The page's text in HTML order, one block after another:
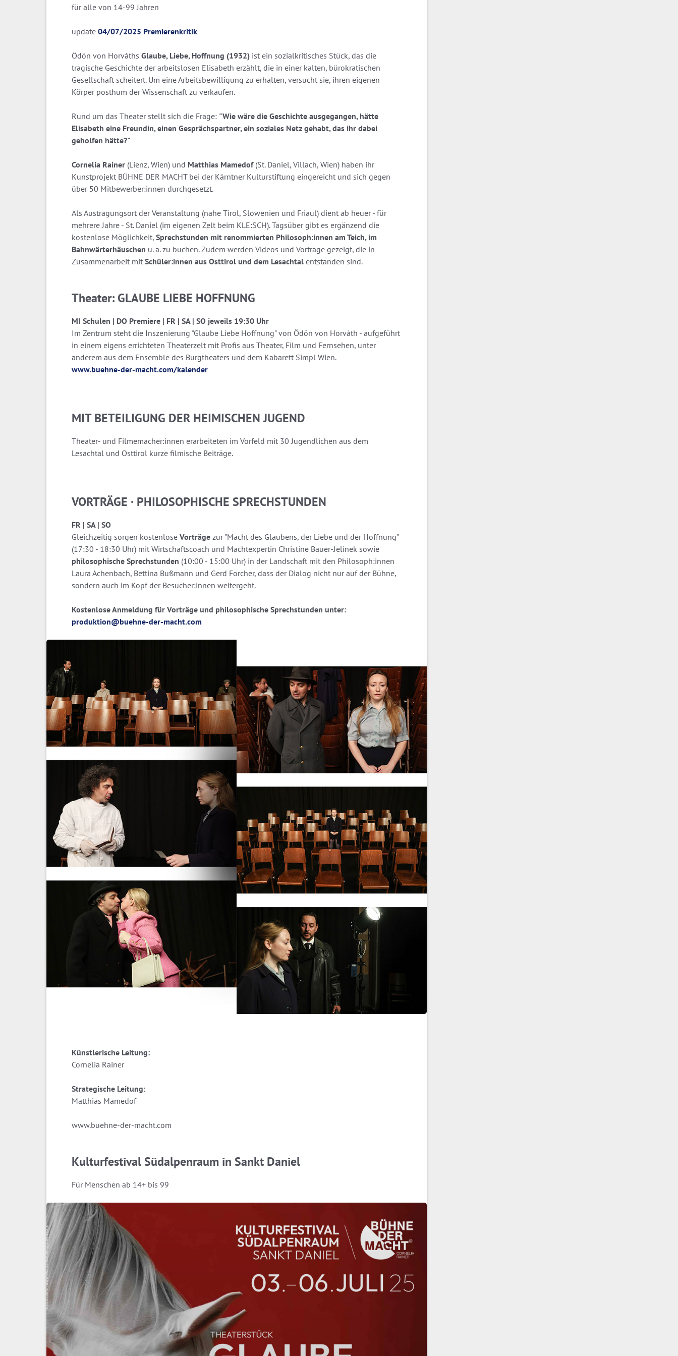
für alle von 14-99 Jahren
update 04/07/2025 Premierenkritik
Ödön von Horváths Glaube, Liebe, Hoffnung (1932) ist ein sozialkritisches Stück, das die
tragische Geschichte der arbeitslosen Elisabeth erzählt, die in einer kalten, bürokratischen
Gesellschaft scheitert. Um eine Arbeitsbewilligung zu erhalten, versucht sie, ihren eigenen
Körper posthum der Wissenschaft zu verkaufen.
Rund um das Theater stellt sich die Frage: "Wie wäre die Geschichte ausgegangen, hätte
Elisabeth eine Freundin, einen Gesprächspartner, ein soziales Netz gehabt, das ihr dabei
geholfen hätte?"
Cornelia Rainer (Lienz, Wien) und Matthias Mamedof(St. Daniel, Villach, Wien) haben ihr
Kunstprojekt BÜHNE DER MACHT bei der Kärntner Kulturstiftung eingereicht und sich gegen
über 50 Mitbewerber:innen durchgesetzt.
Als Austragungsort der Veranstaltung (nahe Tirol, Slowenien und Friaul) dient ab heuer - für
mehrere Jahre - St. Daniel (im eigenen Zelt beim KLE:SCH). Tagsüber gibt es ergänzend die
kostenlose Möglichkeit, Sprechstunden mit renommierten Philosoph:innen am Teich, im
Bahnwärterhäuschen u. a. zu buchen. Zudem werden Videos und Vorträge gezeigt, die in
Zusammenarbeit mit Schüler:innen aus Osttirol und dem Lesachtal entstanden sind.
Theater: GLAUBE LIEBE HOFFNUNG
MI Schulen | DO Premiere | FR | SA | SO jeweils 19:30 Uhr
Im Zentrum steht die Inszenierung "Glaube Liebe Hoffnung" von Ödön von Horváth - aufgeführt
in einem eigens errichteten Theaterzelt mit Profis aus Theater, Film und Fernsehen, unter
anderem aus dem Ensemble des Burgtheaters und dem Kabarett Simpl Wien.
www.buehne-der-macht.com/kalender
MIT BETEILIGUNG DER HEIMISCHEN JUGEND
Theater- und Filmemacher:innen erarbeiteten im Vorfeld mit 30 Jugendlichen aus dem
Lesachtal und Osttirol kurze filmische Beiträge.
VORTRÄGE · PHILOSOPHISCHE SPRECHSTUNDEN
FR | SA | SO
Gleichzeitig sorgen kostenlose Vorträge zur "Macht des Glaubens, der Liebe und der Hoffnung"
(17:30 - 18:30 Uhr) mit Wirtschaftscoach und Machtexpertin Christine Bauer-Jelinek sowie
philosophische Sprechstunden (10:00 - 15:00 Uhr) in der Landschaft mit den Philosoph:innen
Laura Achenbach, Bettina Bußmann und Gerd Forcher, dass der Dialog nicht nur auf der Bühne,
sondern auch im Kopf der Besucher:innen weitergeht.
Kostenlose Anmeldung für Vorträge und philosophische Sprechstunden unter:
produktion@buehne-der-macht.com
Künstlerische Leitung:
Cornelia Rainer
Strategische Leitung:
Matthias Mamedof
www.buehne-der-macht.com
Kulturfestival Südalpenraum in Sankt Daniel
Für Menschen ab 14+ bis 99